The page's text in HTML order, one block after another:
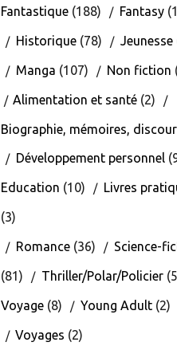
Fantastique(188) Fantasy
Historique(78) Jeunesse
Manga (107) Non fiction
Alimentation et santé(2)
Biographie, mémoires,
Développement personnel
Education (10) Livres
(3)
Romance(36) Science-
(81) Thriller/Polar/Policier
Voyage(8) Young Adult(2)
Voyages (2)